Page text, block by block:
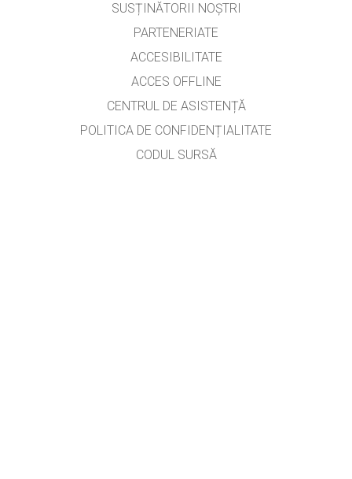
SUSȚINĂTORII NOȘTRI
PARTENERIATE
ACCESIBILITATE
ACCES OFFLINE
CENTRUL DE ASISTENȚĂ
POLITICA DE CONFIDENȚIALITATE
CODUL SURSĂ